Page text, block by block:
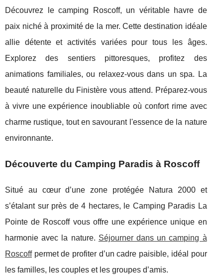
Découvrez le camping Roscoff, un véritable havre de
paix niché à proximité de la mer. Cette destination idéale
allie détente et activités variées pour tous les âges.
Explorez des sentiers pittoresques, profitez des
animations familiales, ou relaxez-vous dans un spa. La
beauté naturelle du Finistère vous attend. Préparez-vous
à vivre une expérience inoubliable où confort rime avec
charme rustique, tout en savourant l'essence de la nature
environnante.
Découverte du Camping Paradis à Roscoff
Situé au cœur d’une zone protégée Natura 2000 et
s’étalant sur près de 4 hectares, le Camping Paradis La
Pointe de Roscoff vous offre une expérience unique en
harmonieavec la nature. Séjourner dans un camping à
Roscoffpermet de profiter d’un cadre paisible, idéal pour
les familles, les couples et les groupes d’amis.